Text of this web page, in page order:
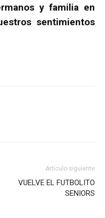
y familia en
sentimientos
Artículo siguiente
VUELVE EL FUTBOLITO
SENIORS